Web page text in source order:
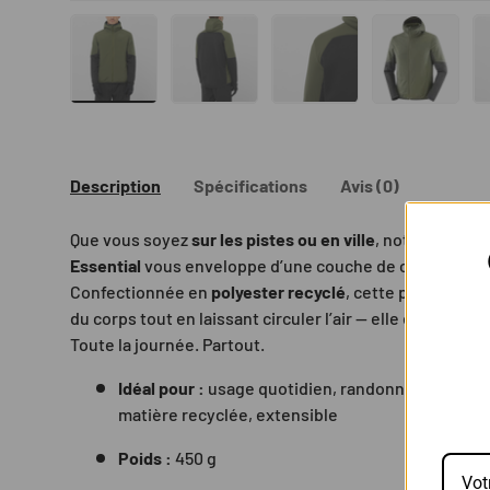
Description Spécifications Avis (0)
Que vous soyezsur les pistes ou en ville, notre
Essential vous enveloppe d’une couche de chaleur
Confectionnée en polyester recyclé, cette polaire
du corps tout en laissant circuler l’air — elle évacue
Toute la journée. Partout.
Idéal pour : usage quotidien, randonnée,
matière recyclée, extensible
Poids : 450 g